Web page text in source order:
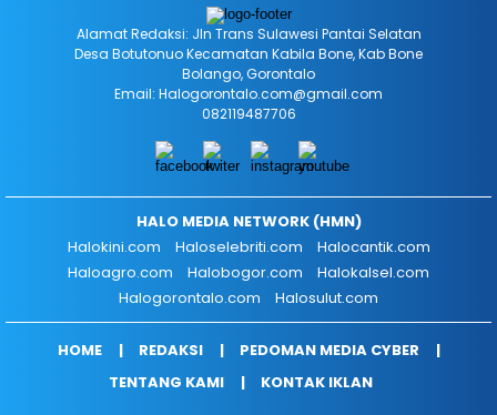
Alamat Redaksi: Jln Trans Sulawesi Pantai Selatan
Desa Botutonuo Kecamatan Kabila Bone, Kab Bone
Bolango, Gorontalo
Email: Halogorontalo.com@gmail.com
082119487706
HALO MEDIA NETWORK (HMN)
Halokini.com
Haloselebriti.com
Halocantik.com
Haloagro.com
Halobogor.com
Halokalsel.com
Halogorontalo.com
Halosulut.com
HOME REDAKSI
PEDOMAN MEDIA CYBER
TENTANG KAMI
KONTAK IKLAN